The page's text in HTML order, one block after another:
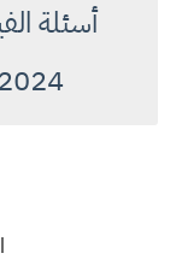
أسئلة
2024 الامتحان الوزاري دور 1